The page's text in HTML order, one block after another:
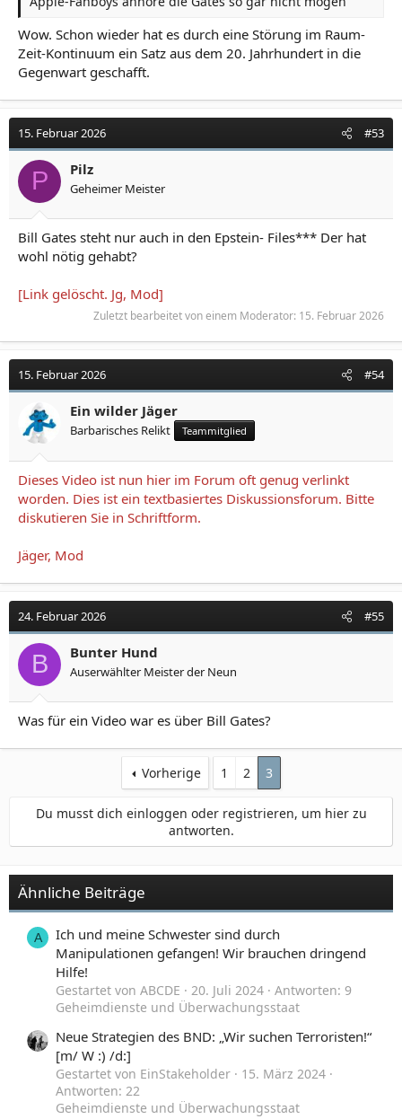
Wow. Schon wieder hat es durch eine Störung im Raum-
Zeit-Kontinuum ein Satz aus dem 20. Jahrhundert in die
Gegenwart geschafft.
15. Februar 2026 #53
P Pilz
Geheimer Meister
Bill Gates steht nur auch in den Epstein- Files*** Der hat
wohl nötig gehabt?
[Link gelöscht. Jg, Mod]
Zuletzt bearbeitet von einem Moderator: 15. Februar 2026
15. Februar 2026 #54
Ein wilder Jäger
Barbarisches Relikt Teammitglied
Dieses Video ist nun hier im Forum oft genug verlinkt
worden. Dies ist ein textbasiertes Diskussionsforum. Bitte
diskutieren Sie in Schriftform.
Jäger, Mod
24. Februar 2026 #55
B Bunter Hund
Auserwählter Meister der Neun
Was für ein Video war es über Bill Gates?
Vorherige 1 2 3
Du musst dich einloggen oder registrieren, um hier zu
antworten.
Ähnliche Beiträge
A
Ich und meine Schwester sind durch
Manipulationen gefangen! Wir brauchen dringend
Hilfe!
Gestartet von ABCDE 20. Juli 2024
Antworten: 9
Geheimdienste und Überwachungsstaat
Neue Strategien des BND: „Wir suchen Terroristen!“
[m/ W :) /d:]
Gestartet von EinStakeholder
15. März 2024
Antworten: 22
Geheimdienste und Überwachungsstaat